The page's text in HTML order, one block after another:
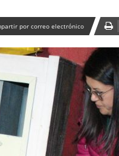
por correo electrónico